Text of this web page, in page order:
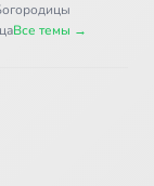
Все темы →